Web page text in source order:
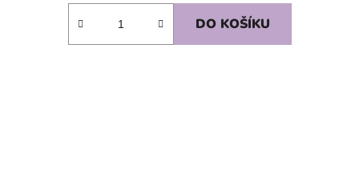
DO KOŠÍKU